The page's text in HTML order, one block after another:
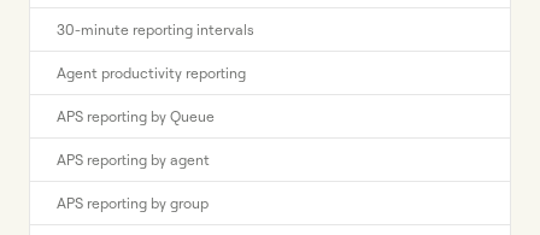
30-minute reporting intervals
Agent productivity reporting
APS reporting by Queue
APS reporting by agent
APS reporting by group